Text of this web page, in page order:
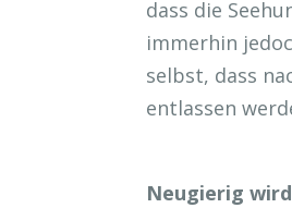
dass die
immerhin
selbst, dass
entlassen
Neugierig